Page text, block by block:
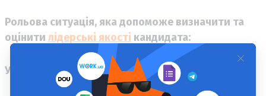
Рольова ситуація, яка допоможе визначити та
оцінити лідерські якості кандидата:
Управління конфліктом у команді: